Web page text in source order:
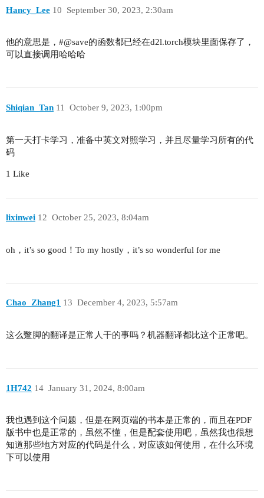
Hancy_Lee September 30, 2023, 2:30am
10
他的意思是，#@save的函数都已经在d2l.torch模块里面保存了，
可以直接调用哈哈哈
Shiqian_Tan October 9, 2023, 1:00pm
11
第一天打卡学习，准备中英文对照学习，并且尽量学习所有的代
码
1 Like
lixinwei October 25, 2023, 8:04am
12
oh，it’s so good！To my hostly，it’s so wonderful for me
Chao_Zhang1 December 4, 2023, 5:57am
13
这么蹩脚的翻译是正常人干的事吗？机器翻译都比这个正常吧。
1H742 January 31, 2024, 8:00am
14
我也遇到这个问题，但是在网页端的书本是正常的，而且在PDF
版书中也是正常的，虽然不懂，但是配套使用吧，虽然我也很想
知道那些地方对应的代码是什么，对应该如何使用，在什么环境
下可以使用